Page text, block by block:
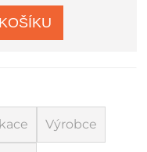
Výrobce